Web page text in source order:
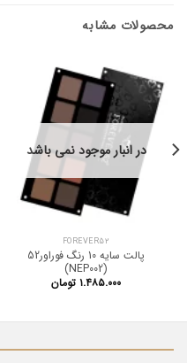
محصولات مشابه
در انبار موجود نمی باشد
FOREVER52
پالت سایه 10 رنگ فوراور52
(NEP002)
۱.۴۸۵.۰۰۰ تومان